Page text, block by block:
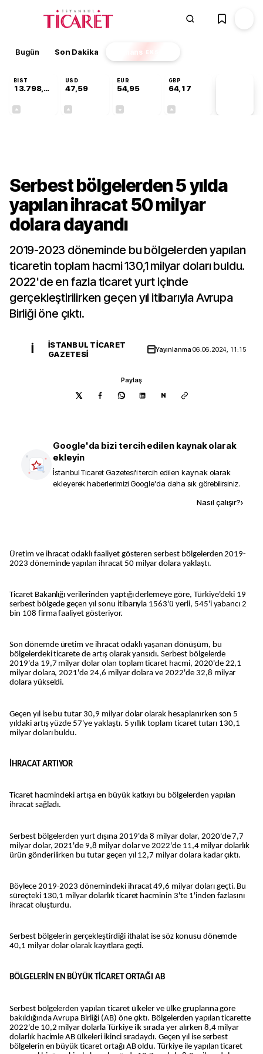
Bugün Son Dakika Finans EKSTRA
BIST
13.798,82
USD
47,59
EUR
54,95
GBP
64,17
Serbest bölgelerden 5 yılda
yapılan ihracat 50 milyar
dolara dayandı
2019-2023 döneminde bu bölgelerden yapılan
ticaretin toplam hacmi 130,1 milyar doları buldu.
2022'de en fazla ticaret yurt içinde
gerçekleştirilirken geçen yıl itibarıyla Avrupa
Birliği öne çıktı.
İ
İSTANBUL TICARET
GAZETESI
Yayınlanma06.06.2024, 11:15
Paylaş
N
Google'da bizi tercih edilen kaynak olarak
ekleyin
İstanbul Ticaret Gazetesi'i tercih edilen kaynak olarak
ekleyerek haberlerimizi Google'da daha sık görebilirsiniz.
Nasıl çalışır?›
Üretim ve ihracat odaklı faaliyet gösteren serbest bölgelerden 2019-
2023 döneminde yapılan ihracat 50 milyar dolara yaklaştı.
Ticaret Bakanlığı verilerinden yaptığı derlemeye göre, Türkiye'deki 19
serbest bölgede geçen yıl sonu itibarıyla 1563'ü yerli, 545'i yabancı 2
bin 108 firma faaliyet gösteriyor.
Son dönemde üretim ve ihracat odaklı yaşanan dönüşüm, bu
bölgelerdeki ticarete de artış olarak yansıdı. Serbest bölgelerde
2019'da 19,7 milyar dolar olan toplam ticaret hacmi, 2020'de 22,1
milyar dolara, 2021'de 24,6 milyar dolara ve 2022'de 32,8 milyar
dolara yükseldi.
Geçen yıl ise bu tutar 30,9 milyar dolar olarak hesaplanırken son 5
yıldaki artış yüzde 57'ye yaklaştı. 5 yıllık toplam ticaret tutarı 130,1
milyar doları buldu.
İHRACAT ARTIYOR
Ticaret hacmindeki artışa en büyük katkıyı bu bölgelerden yapılan
ihracat sağladı.
Serbest bölgelerden yurt dışına 2019'da 8 milyar dolar, 2020'de 7,7
milyar dolar, 2021'de 9,8 milyar dolar ve 2022'de 11,4 milyar dolarlık
ürün gönderilirken bu tutar geçen yıl 12,7 milyar dolara kadar çıktı.
Böylece 2019-2023 dönemindeki ihracat 49,6 milyar doları geçti. Bu
süreçteki 130,1 milyar dolarlık ticaret hacminin 3'te 1'inden fazlasını
ihracat oluşturdu.
Serbest bölgelerin gerçekleştirdiği ithalat ise söz konusu dönemde
40,1 milyar dolar olarak kayıtlara geçti.
BÖLGELERİN EN BÜYÜK TİCARET ORTAĞI AB
Serbest bölgelerden yapılan ticaret ülkeler ve ülke gruplarına göre
bakıldığında Avrupa Birliği (AB) öne çıktı. Bölgelerden yapılan ticarette
2022'de 10,2 milyar dolarla Türkiye ilk sırada yer alırken 8,4 milyar
dolarlık hacimle AB ülkeleri ikinci sıradaydı. Geçen yıl ise serbest
bölgelerin en büyük ticaret ortağı AB oldu. Türkiye ile yapılan ticaret